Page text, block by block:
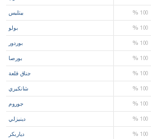
بيتليس %100
بولو %100
بوردور %100
بورصا %100
جناق قلعة %100
شانكيري %100
جوروم %100
دينيزلي %100
دياربكر %100